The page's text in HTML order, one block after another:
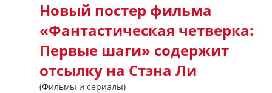
Новый постер фильма
«Фантастическая четверка:
Первые шаги» содержит
отсылку на Стэна Ли
(Фильмы и сериалы)